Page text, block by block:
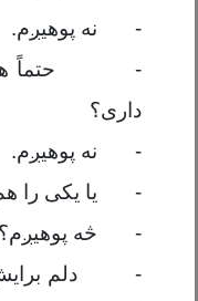
-
نه پوهیږم.
-
حتماً
داری؟
-
نه پوهیږم.
-
یا یکی را
-
څه پوهیږم؟
-
دلم